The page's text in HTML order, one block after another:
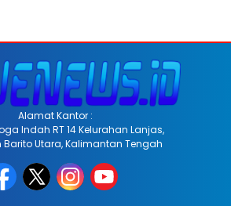
Alamat Kantor :
Indah RT 14 Kelurahan Lanjas,
Barito Utara, Kalimantan Tengah